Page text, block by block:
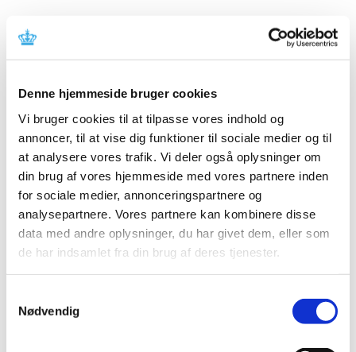
Denne hjemmeside bruger cookies
Vi bruger cookies til at tilpasse vores indhold og
annoncer, til at vise dig funktioner til sociale medier og til
at analysere vores trafik. Vi deler også oplysninger om
din brug af vores hjemmeside med vores partnere inden
for sociale medier, annonceringspartnere og
analysepartnere. Vores partnere kan kombinere disse
data med andre oplysninger, du har givet dem, eller som
de har indsamlet fra din brug af deres tjenester.
Nødvendig
Alle (2506)
2026 (84)
2025 (158)
2024 (224)
2023 (195)
2022 (197)
2021 (516)
2020 (263)
2019 (159)
2018 (150)
2016 (167)